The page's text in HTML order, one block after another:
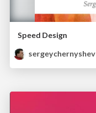
Speed Design
sergeychernyshev